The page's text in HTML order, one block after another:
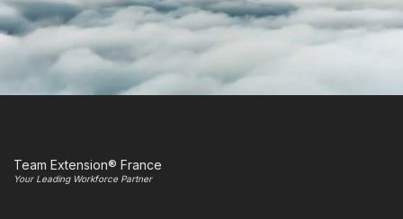
Team Extension® France
Your Leading Workforce Partner